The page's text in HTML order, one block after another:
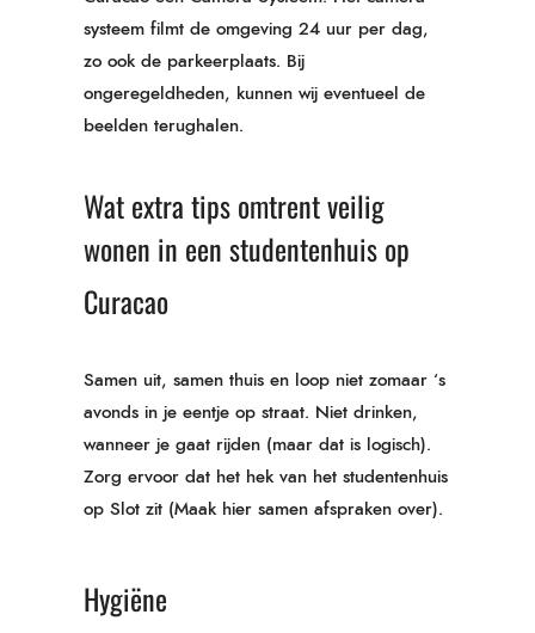
systeem filmt de omgeving 24 uur per dag,
zo ook de parkeerplaats. Bij
ongeregeldheden, kunnen wij eventueel de
beelden terughalen.
Wat extra tips omtrent veilig
wonen in een studentenhuis op
Curacao
Samen uit, samen thuis en loop niet zomaar ‘s
avonds in je eentje op straat. Niet drinken,
wanneer je gaat rijden (maar dat is logisch).
Zorg ervoor dat het hek van het studentenhuis
op Slot zit (Maak hier samen afspraken over).
Hygiëne